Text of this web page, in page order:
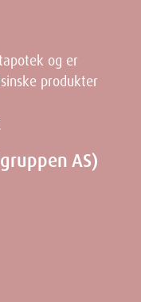
og er
produkter
AS)